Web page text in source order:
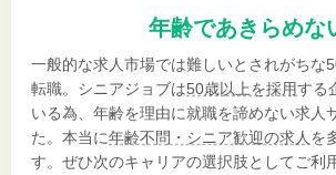
年齢であきらめな
一般的な求人市場では難しいとされがちな
転職。シニアジョブは50歳以上を採用する
いる為、年齢を理由に就職を諦めない求人
た。本当に年齢不問・シニア歓迎の求人 を
す。ぜひ次のキャリアの選択肢としてご利